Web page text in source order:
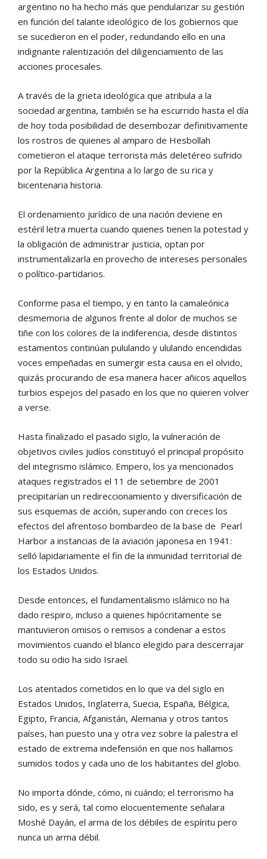
argentino no ha hecho más que pendularizar su gestión
en función del talante ideológico de los gobiernos que
se sucedieron en el poder, redundando ello en una
indignante ralentización del diligenciamiento de las
acciones procesales.
A través de la grieta ideológica que atribula a la
sociedad argentina, también se ha escurrido hasta el día
de hoy toda posibilidad de desembozar definitivamente
los rostros de quienes al amparo de Hesbollah
cometieron el ataque terrorista más deletéreo sufrido
por la República Argentina a lo largo de su rica y
bicentenaria historia.
El ordenamiento jurídico de una nación deviene en
estéril letra muerta cuando quienes tienen la potestad y
la obligación de administrar justicia, optan por
instrumentalizarla en provecho de intereses personales
o político-partidarios.
Conforme pasa el tiempo, y en tanto la camaleónica
desmemoria de algunos frente al dolor de muchos se
tiñe con los colores de la indiferencia, desde distintos
estamentos continúan pululando y ululando encendidas
voces empeñadas en sumergir esta causa en el olvido,
quizás procurando de esa manera hacer añicos aquellos
turbios espejos del pasado en los que no quieren volver
a verse.
Hasta finalizado el pasado siglo, la vulneración de
objetivos civiles judíos constituyó el principal propósito
del integrismo islámico. Empero, los ya mencionados
ataques registrados el 11 de setiembre de 2001
precipitarían un redireccionamiento y diversificación de
sus esquemas de acción, superando con creces los
efectos del afrentoso bombardeo de la base de Pearl
Harbor a instancias de la aviación japonesa en 1941:
selló lapidariamente el fin de la inmunidad territorial de
los Estados Unidos.
Desde entonces, el fundamentalismo islámico no ha
dado respiro, incluso a quienes hipócritamente se
mantuvieron omisos o remisos a condenar a estos
movimientos cuando el blanco elegido para descerrajar
todo su odio ha sido Israel.
Los atentados cometidos en lo que va del siglo en
Estados Unidos, Inglaterra, Suecia, España, Bélgica,
Egipto, Francia, Afganistán, Alemania y otros tantos
países, han puesto una y otra vez sobre la palestra el
estado de extrema indefensión en que nos hallamos
sumidos todos y cada uno de los habitantes del globo.
No importa dónde, cómo, ni cuándo; el terrorismo ha
sido, es y será, tal como elocuentemente señalara
Moshé Dayán, el arma de los débiles de espíritu pero
nunca un arma débil.